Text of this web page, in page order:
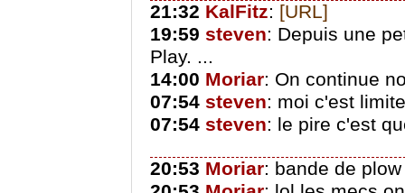
21:32 KalFitz: [URL]
19:59 steven: Depuis une
Play. ...
14:00 Moriar: On continue
07:54 steven: moi c'est
07:54 steven: le pire c'est
20:53 Moriar: bande de plow